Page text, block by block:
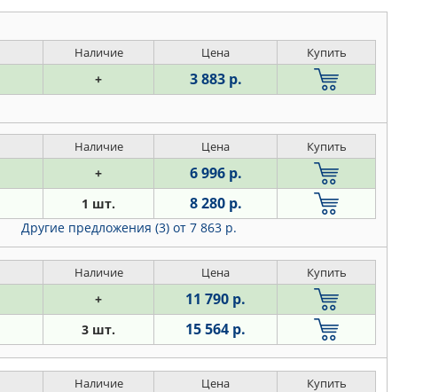
Наличие Цена Купить
+ 3 883 р.
Наличие Цена Купить
+ 6 996 р.
1 шт. 8 280 р.
Другие предложения (3) от 7 863 р.
Наличие Цена Купить
+ 11 790 р.
3 шт. 15 564 р.
Наличие Цена Купить